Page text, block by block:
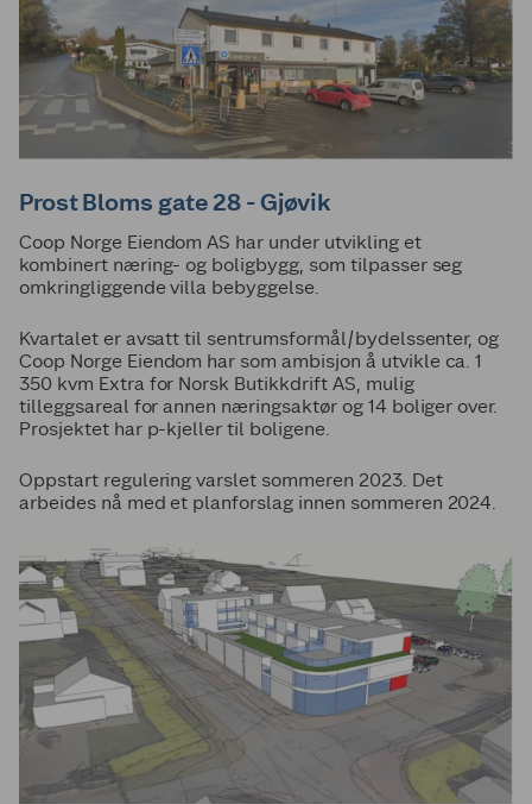
Prost Bloms gate 28 - Gjøvik
Coop Norge Eiendom AS har under utvikling et
kombinert næring- og boligbygg, som tilpasser seg
omkringliggende villa bebyggelse.
Kvartalet er avsatt til sentrumsformål/bydelssenter, og
Coop Norge Eiendom har som ambisjon å utvikle ca. 1
350 kvm Extra for Norsk Butikkdrift AS, mulig
tilleggsareal for annen næringsaktør og 14 boliger over.
Prosjektet har p-kjeller til boligene.
Oppstart regulering varslet sommeren 2023. Det
arbeides nå med et planforslag innen sommeren 2024.